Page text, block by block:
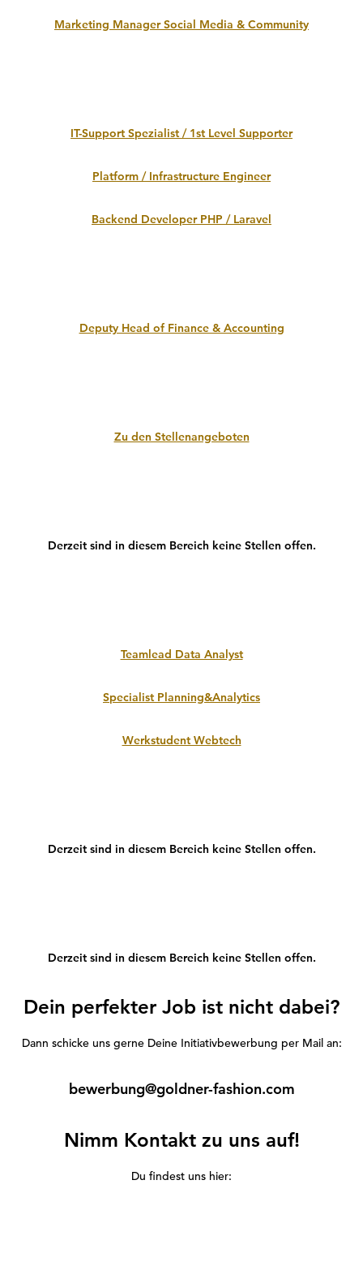
Marketing Manager Social Media & Community
IT-Support Spezialist / 1st Level Supporter
Platform / Infrastructure Engineer
Backend Developer PHP / Laravel
Deputy Head of Finance & Accounting
Zu den Stellenangeboten
Derzeit sind in diesem Bereich keine Stellen offen.
Teamlead Data Analyst
Specialist Planning&Analytics
Werkstudent Webtech
Derzeit sind in diesem Bereich keine Stellen offen.
Derzeit sind in diesem Bereich keine Stellen offen.
Dein perfekter Job ist nicht dabei?
Dann schicke uns gerne Deine Initiativbewerbung per Mail an:
bewerbung@goldner-fashion.com
Nimm Kontakt zu uns auf!
Du findest uns hier: